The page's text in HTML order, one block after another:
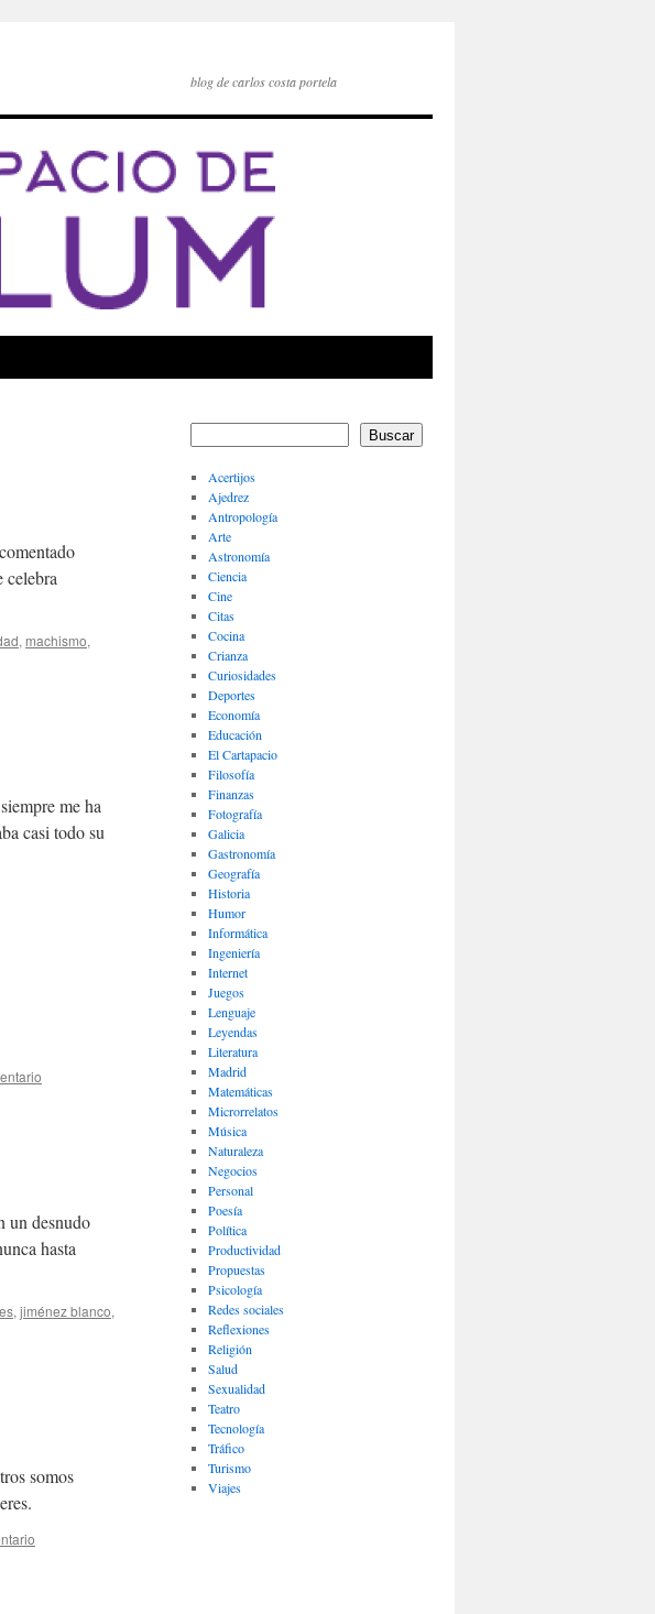
blog de carlos costa portela
celebra
, machismo,
me ha
casi todo su
un desnudo
hasta
, jiménez blanco,
somos
Buscar
Acertijos
Ajedrez
Antropología
Arte
Astronomía
Ciencia
Cine
Citas
Cocina
Crianza
Curiosidades
Deportes
Economía
Educación
El Cartapacio
Filosofía
Finanzas
Fotografía
Galicia
Gastronomía
Geografía
Historia
Humor
Informática
Ingeniería
Internet
Juegos
Lenguaje
Leyendas
Literatura
Madrid
Matemáticas
Microrrelatos
Música
Naturaleza
Negocios
Personal
Poesía
Política
Productividad
Propuestas
Psicología
Redes sociales
Reflexiones
Religión
Salud
Sexualidad
Teatro
Tecnología
Tráfico
Turismo
Viajes